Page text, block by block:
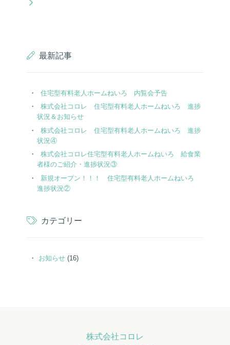
最新記事
住宅型有料老人ホームねいろ 内覧会予告
株式会社コロレ 住宅型有料老人ホームねいろ 進捗
状況＆お知らせ
株式会社コロレ 住宅型有料老人ホームねいろ 進捗
状況④
株式会社コロレ住宅型有料老人ホームねいろ 給食業
者様のご紹介・進捗状況③
新規オープン！！！ 住宅型有料老人ホームねいろ
進捗状況②
カテゴリー
お知らせ (16)
株式会社コロレ